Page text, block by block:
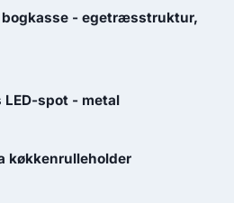
bogkasse - egetræsstruktur,
LED-spot - metal
køkkenrulleholder